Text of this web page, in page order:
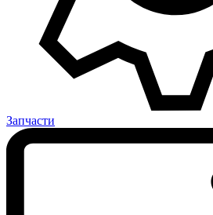
Запчасти